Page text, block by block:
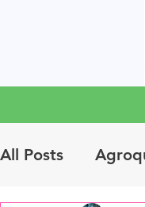
All Posts